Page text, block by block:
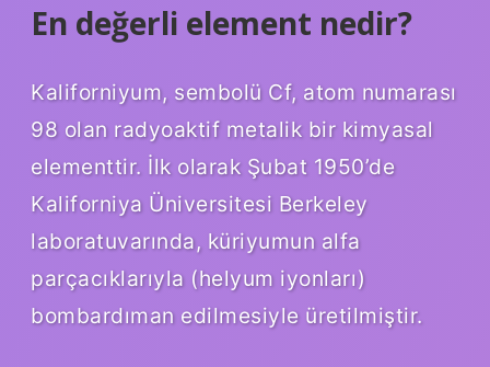
En değerli element nedir?
Kaliforniyum, sembolü Cf, atom numarası
98 olan radyoaktif metalik bir kimyasal
elementtir. İlk olarak Şubat 1950’de
Kaliforniya Üniversitesi Berkeley
laboratuvarında, küriyumun alfa
parçacıklarıyla (helyum iyonları)
bombardıman edilmesiyle üretilmiştir.